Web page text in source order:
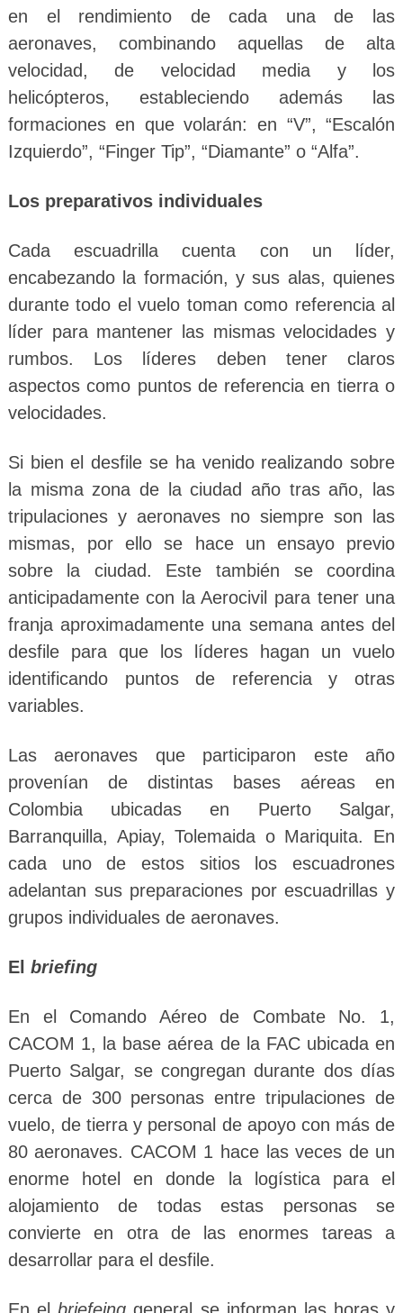
en el rendimiento de cada una de las
aeronaves, combinando aquellas de alta
velocidad, de velocidad media y los
helicópteros, estableciendo además las
formaciones en que volarán: en “V”, “Escalón
Izquierdo”, “Finger Tip”, “Diamante” o “Alfa”.
Los preparativos individuales
Cada escuadrilla cuenta con un líder,
encabezando la formación, y sus alas, quienes
durante todo el vuelo toman como referencia al
líder para mantener las mismas velocidades y
rumbos. Los líderes deben tener claros
aspectos como puntos de referencia en tierra o
velocidades.
Si bien el desfile se ha venido realizando sobre
la misma zona de la ciudad año tras año, las
tripulaciones y aeronaves no siempre son las
mismas, por ello se hace un ensayo previo
sobre la ciudad. Este también se coordina
anticipadamente con la Aerocivil para tener una
franja aproximadamente una semana antes del
desfile para que los líderes hagan un vuelo
identificando puntos de referencia y otras
variables.
Las aeronaves que participaron este año
provenían de distintas bases aéreas en
Colombia ubicadas en Puerto Salgar,
Barranquilla, Apiay, Tolemaida o Mariquita. En
cada uno de estos sitios los escuadrones
adelantan sus preparaciones por escuadrillas y
grupos individuales de aeronaves.
El briefing
En el Comando Aéreo de Combate No. 1,
CACOM 1, la base aérea de la FAC ubicada en
Puerto Salgar, se congregan durante dos días
cerca de 300 personas entre tripulaciones de
vuelo, de tierra y personal de apoyo con más de
80 aeronaves. CACOM 1 hace las veces de un
enorme hotel en donde la logística para el
alojamiento de todas estas personas se
convierte en otra de las enormes tareas a
desarrollar para el desfile.